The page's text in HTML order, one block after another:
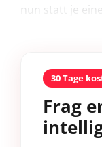
nun statt je
30 Tage
Frag